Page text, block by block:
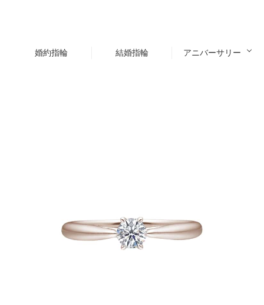
婚約指輪 結婚指輪 アニバーサリー